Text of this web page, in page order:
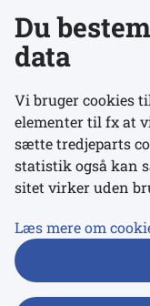
Se alle
Links
Udgivelser
Du
data
Vi bruger cookies
elementer til fx at
sætte tredjeparts
statistik også kan
sitet virker uden
Læs mere om